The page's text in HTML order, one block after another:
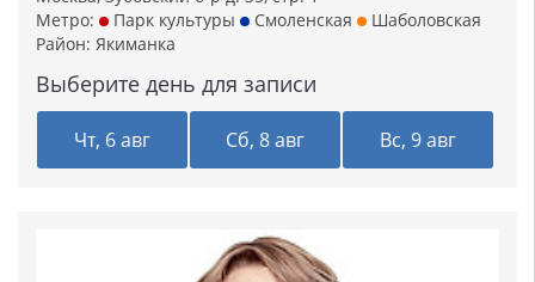
Метро:
Парк культуры Смоленская
Шаболовская
Район: Якиманка
Выберите день для записи
Чт, 6 авг Сб, 8 авг Вс, 9 авг